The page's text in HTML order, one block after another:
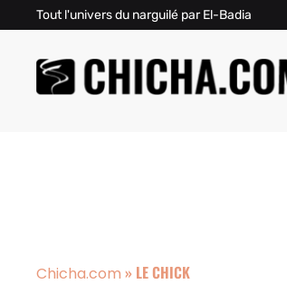
Tout l'univers du narguilé par El-Badia
Chicha.com » LE CHICK